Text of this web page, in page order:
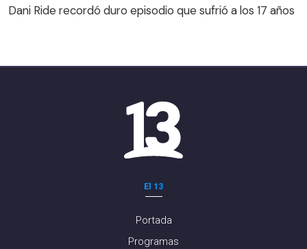
Dani Ride recordó duro episodio que sufrió a los 17 años
El 13
Portada
Programas